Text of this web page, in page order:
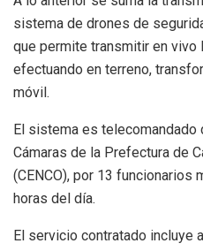
sistema de drones de
que permite transmitir en
efectuando en terreno,
móvil.
El sistema es telecomandado
Cámaras de la Prefectura de
(CENCO), por 13 funcionarios
horas del día.
El servicio contratado incluye